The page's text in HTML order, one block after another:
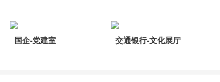
国企-党建室 交通银行-文化展厅